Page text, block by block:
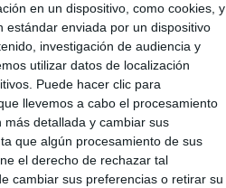
en un dispositivo, como cookies, y
estándar enviada por un dispositivo
investigación de audiencia y
utilizar datos de localización
Puede hacer clic para
llevemos a cabo el procesamiento
detallada y cambiar sus
que algún procesamiento de sus
el derecho de rechazar tal
cambiar sus preferencias o retirar su
I de
Bar